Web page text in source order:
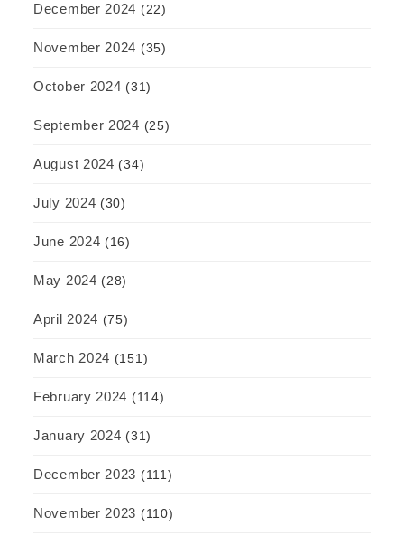
December 2024 (22)
November 2024 (35)
October 2024 (31)
September 2024 (25)
August 2024 (34)
July 2024 (30)
June 2024 (16)
May 2024 (28)
April 2024 (75)
March 2024 (151)
February 2024 (114)
January 2024 (31)
December 2023 (111)
November 2023 (110)